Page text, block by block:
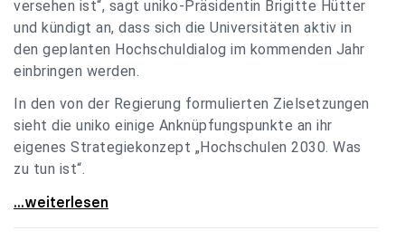
versehen ist“, sagt uniko-Präsidentin Brigitte Hütter
und kündigt an, dass sich die Universitäten aktiv in
den geplanten Hochschuldialog im kommenden Jahr
einbringen werden.
In den von der Regierung formulierten Zielsetzungen
sieht die uniko einige Anknüpfungspunkte an ihr
eigenes Strategiekonzept „Hochschulen 2030. Was
zu tun ist“.
Universitäten: Hochschulstrategie 2040 muss eine
...weiterlesen